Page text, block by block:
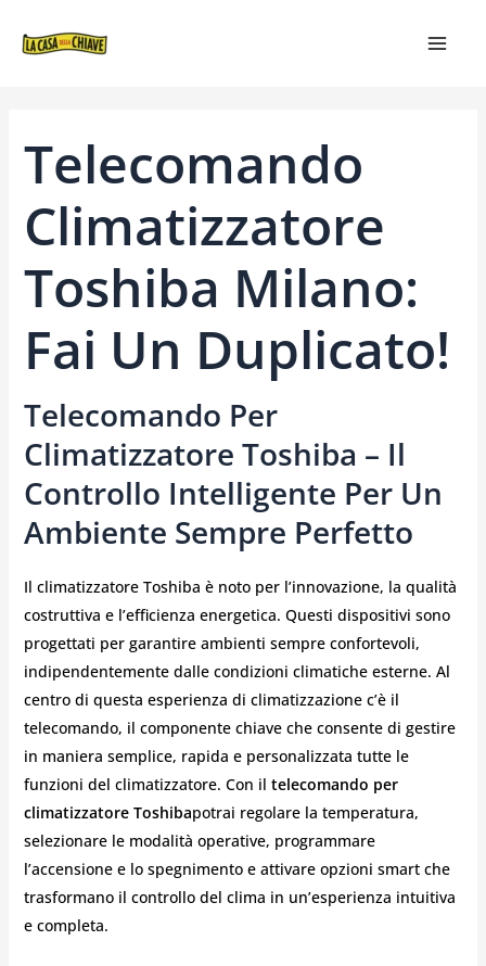
Telecomando
Climatizzatore
Toshiba Milano:
Fai Un Duplicato!
Telecomando Per
Climatizzatore Toshiba – Il
Controllo Intelligente Per Un
Ambiente Sempre Perfetto
Il climatizzatore Toshiba è noto per l’innovazione, la qualità
costruttiva e l’efficienza energetica. Questi dispositivi sono
progettati per garantire ambienti sempre confortevoli,
indipendentemente dalle condizioni climatiche esterne. Al
centro di questa esperienza di climatizzazione c’è il
telecomando, il componente chiave che consente di gestire
in maniera semplice, rapida e personalizzata tutte le
funzioni del climatizzatore. Con il telecomando per
climatizzatore Toshibapotrai regolare la temperatura,
selezionare le modalità operative, programmare
l’accensione e lo spegnimento e attivare opzioni smart che
trasformano il controllo del clima in un’esperienza intuitiva
e completa.
ARTICOLI